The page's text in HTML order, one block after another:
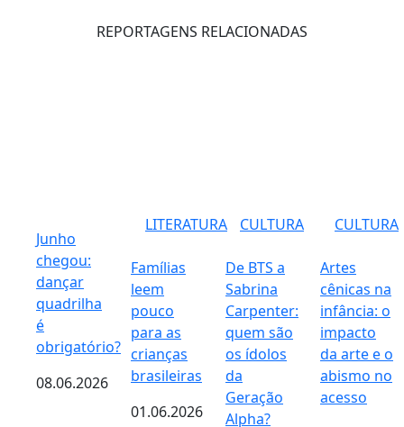
REPORTAGENS RELACIONADAS
Junho
chegou:
dançar
quadrilha
é
obrigatório?
08.06.2026
LITERATURA
Famílias
leem
pouco
para as
crianças
brasileiras
01.06.2026
CULTURA
De BTS a
Sabrina
Carpenter:
quem são
os ídolos
da
Geração
Alpha?
CULTURA
Artes
cênicas na
infância: o
impacto
da arte e o
abismo no
acesso